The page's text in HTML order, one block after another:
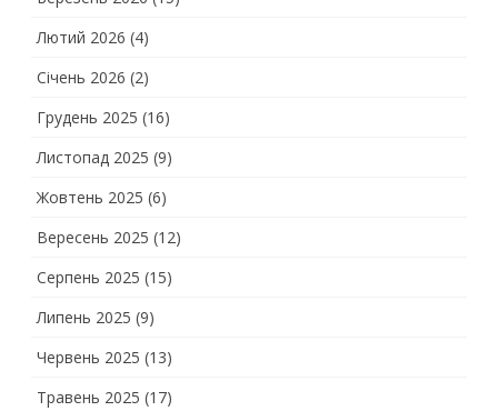
Лютий 2026 (4)
Січень 2026 (2)
Грудень 2025 (16)
Листопад 2025 (9)
Жовтень 2025 (6)
Вересень 2025 (12)
Серпень 2025 (15)
Липень 2025 (9)
Червень 2025 (13)
Травень 2025 (17)